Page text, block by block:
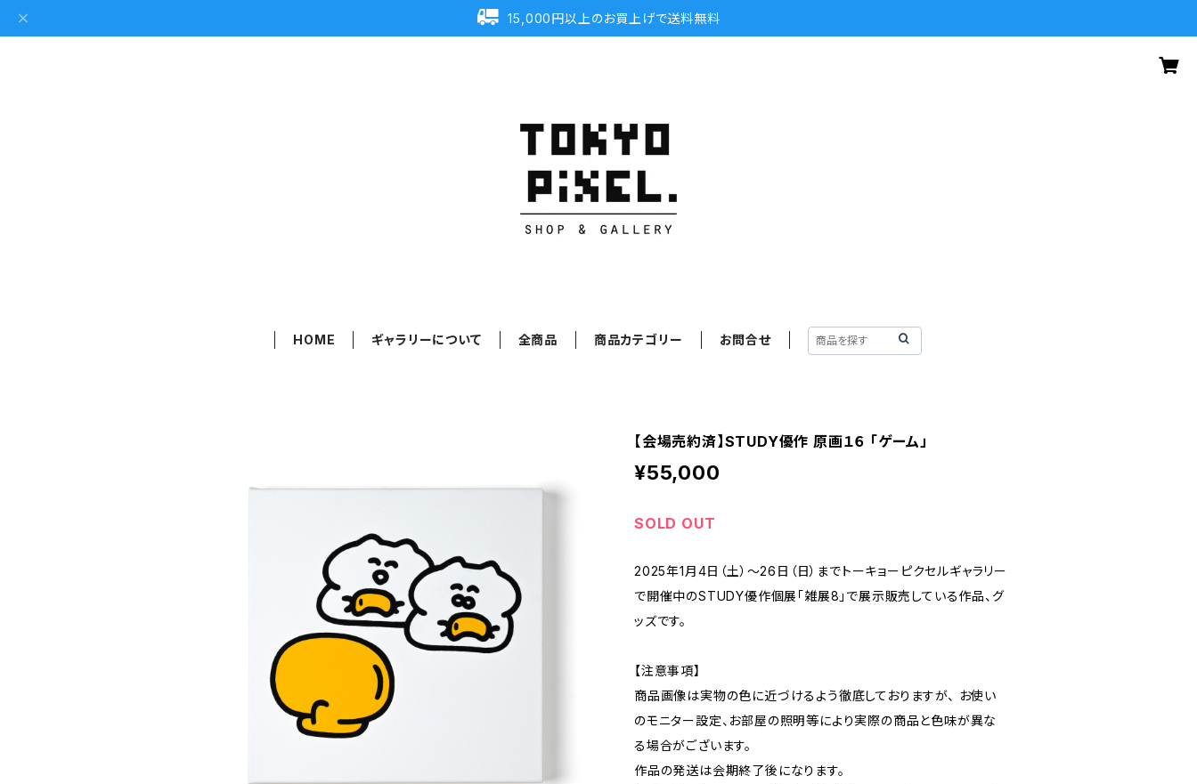
15,000円以上のお買上げで送料無料
HOME ギャラリーについて 全商品 商品カテゴリー お問合せ
【会場売約済】STUDY優作 原画１６ 「ゲーム」
¥55,000
SOLD OUT
2025年1月4日（土）～26日（日）までトーキョーピクセルギャラリー
で開催中のSTUDY優作個展「雑展8」で展示販売している作品、グ
ッズです。
【注意事項】
商品画像は実物の色に近づけるよう徹底しておりますが、 お使い
のモニター設定、お部屋の照明等により実際の商品と色味が異な
る場合がございます。
作品の発送は会期終了後になります。